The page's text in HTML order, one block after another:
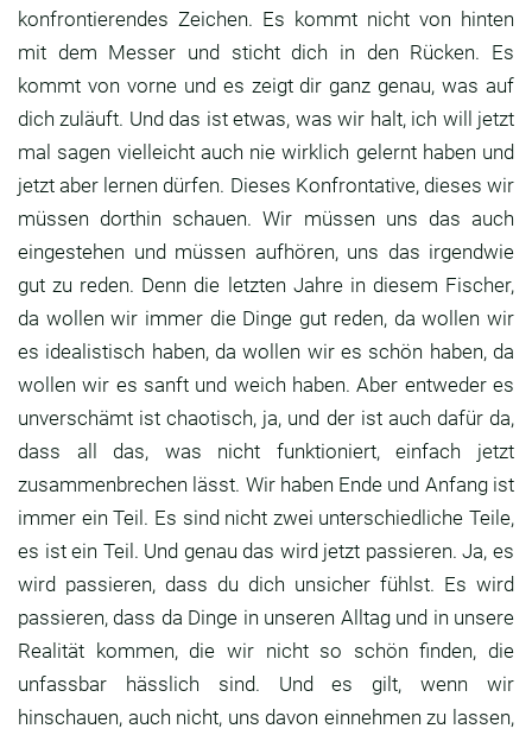
konfrontierendes Zeichen. Es kommt nicht von hinten
mit dem Messer und sticht dich in den Rücken. Es
kommt von vorne und es zeigt dir ganz genau, was auf
dich zuläuft. Und das ist etwas, was wir halt, ich will jetzt
mal sagen vielleicht auch nie wirklich gelernt haben und
jetzt aber lernen dürfen. Dieses Konfrontative, dieses wir
müssen dorthin schauen. Wir müssen uns das auch
eingestehen und müssen aufhören, uns das irgendwie
gut zu reden. Denn die letzten Jahre in diesem Fischer,
da wollen wir immer die Dinge gut reden, da wollen wir
es idealistisch haben, da wollen wir es schön haben, da
wollen wir es sanft und weich haben. Aber entweder es
unverschämt ist chaotisch, ja, und der ist auch dafür da,
dass all das, was nicht funktioniert, einfach
jetzt
zusammenbrechen lässt. Wir haben Ende und Anfang ist
immer ein Teil. Es sind nicht zwei unterschiedliche Teile,
es ist ein Teil. Und genau das wird jetzt passieren. Ja, es
wird passieren, dass du dich unsicher fühlst. Es wird
passieren, dass da Dinge in unseren Alltag und in unsere
Realität kommen, die wir nicht so schön finden, die
unfassbar hässlich sind.
Und es gilt, wenn wir
hinschauen, auch nicht, uns davon einnehmen zu lassen,